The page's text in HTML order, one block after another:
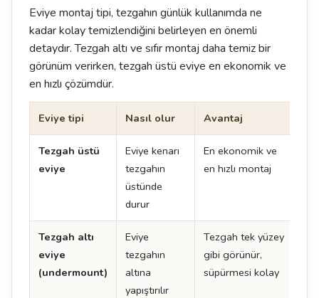
Eviye montaj tipi, tezgahın günlük kullanımda ne
kadar kolay temizlendiğini belirleyen en önemli
detaydır. Tezgah altı ve sıfır montaj daha temiz bir
görünüm verirken, tezgah üstü eviye en ekonomik ve
en hızlı çözümdür.
Eviye tipi Nasıl olur Avantaj
Tezgah üstü
eviye
Eviye kenarı
tezgahın
üstünde
durur
En ekonomik ve
en hızlı montaj
Tezgah altı
eviye
(undermount)
Eviye
tezgahın
altına
yapıştırılır
Tezgah tek yüzey
gibi görünür,
süpürmesi kolay